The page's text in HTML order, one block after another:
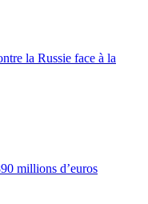
la Russie face à la
millions d’euros